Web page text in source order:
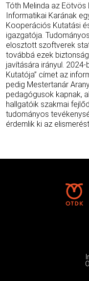
Tóth Melinda az Eötvös
Informatikai Karának
Kooperációs Kutatási
igazgatója.
elosztott szoftverek
továbbá ezek
javítására irányul. 2024-
Kutatója” címet az
pedig Mestertanár
pedagógusok kapnak,
hallgatóik szakmai
tudományos
érdemlik ki az elismerést.